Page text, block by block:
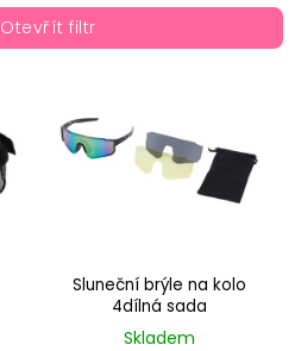
Otevřít filtr
Sluneční brýle na kolo
4dílná sada
Skladem